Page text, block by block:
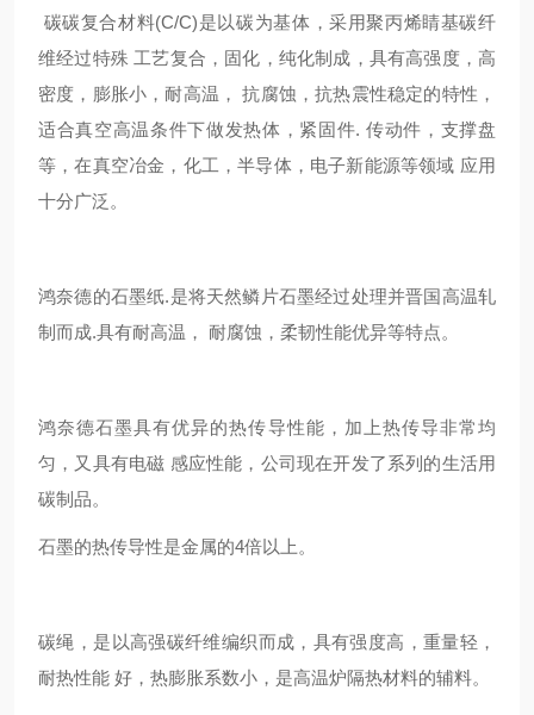
碳碳复合材料(C/C)是以碳为基体，采用聚丙烯睛基碳纤
维经过特殊 工艺复合，固化，纯化制成，具有高强度，高
密度，膨胀小，耐高温， 抗腐蚀，抗热震性稳定的特性，
适合真空高温条件下做发热体，紧固件. 传动件，支撑盘
等，在真空冶金，化工，半导体，电子新能源等领域 应用
十分广泛。
鸿奈德的石墨纸.是将天然鳞片石墨经过处理并晋国高温轧
制而成.具有耐高温， 耐腐蚀，柔韧性能优异等特点。
鸿奈德石墨具有优异的热传导性能，加上热传导非常均
匀，又具有电磁 感应性能，公司现在开发了系列的生活用
碳制品。
石墨的热传导性是金属的4倍以上。
碳绳，是以高强碳纤维编织而成，具有强度高，重量轻，
耐热性能 好，热膨胀系数小，是高温炉隔热材料的辅料。